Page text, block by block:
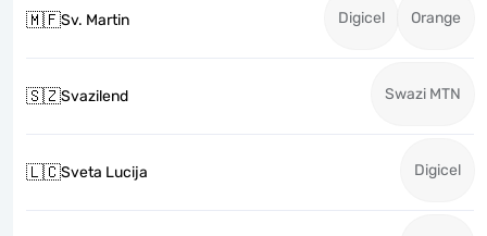
🇲🇫Sv. Martin Digicel Orange
🇸🇿Svazilend Swazi MTN
🇱🇨Sveta Lucija Digicel